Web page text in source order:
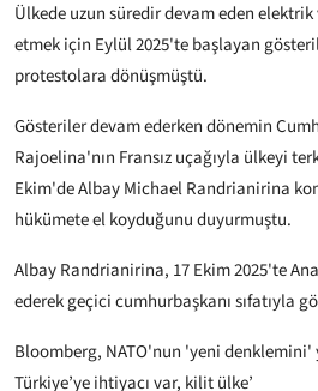
Ülkede uzun süredir devam eden
etmek için Eylül 2025'te başlayan
protestolara dönüşmüştü.
Gösteriler devam ederken dönemin
Rajoelina'nın Fransız uçağıyla ülkeyi
Ekim'de Albay Michael Randrianirina
hükümete el koyduğunu duyurmuştu.
Albay Randrianirina, 17 Ekim 2025'te
ederek geçici cumhurbaşkanı sıfatıyla
Bloomberg, NATO'nun 'yeni denklemini'
Türkiye’ye ihtiyacı var, kilit ülke’